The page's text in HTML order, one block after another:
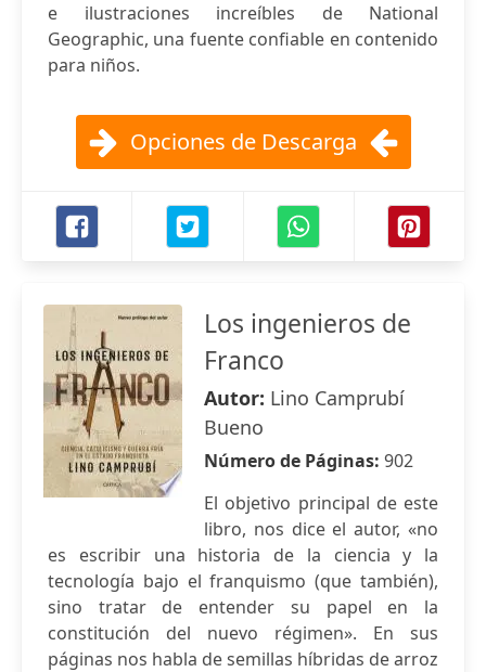
e ilustraciones increíbles de National
Geographic, una fuente confiable en contenido
para niños.
Opciones de Descarga
Los ingenieros de
Franco
Autor: Lino Camprubí
Bueno
Número de Páginas: 902
El objetivo principal de este
libro, nos dice el autor, «no
es escribir una historia de la ciencia y la
tecnología bajo el franquismo (que también),
sino tratar de entender su papel en la
constitución del nuevo régimen». En sus
páginas nos habla de semillas híbridas de arroz